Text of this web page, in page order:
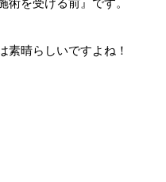
術を受ける前』です。
素晴らしいですよね！